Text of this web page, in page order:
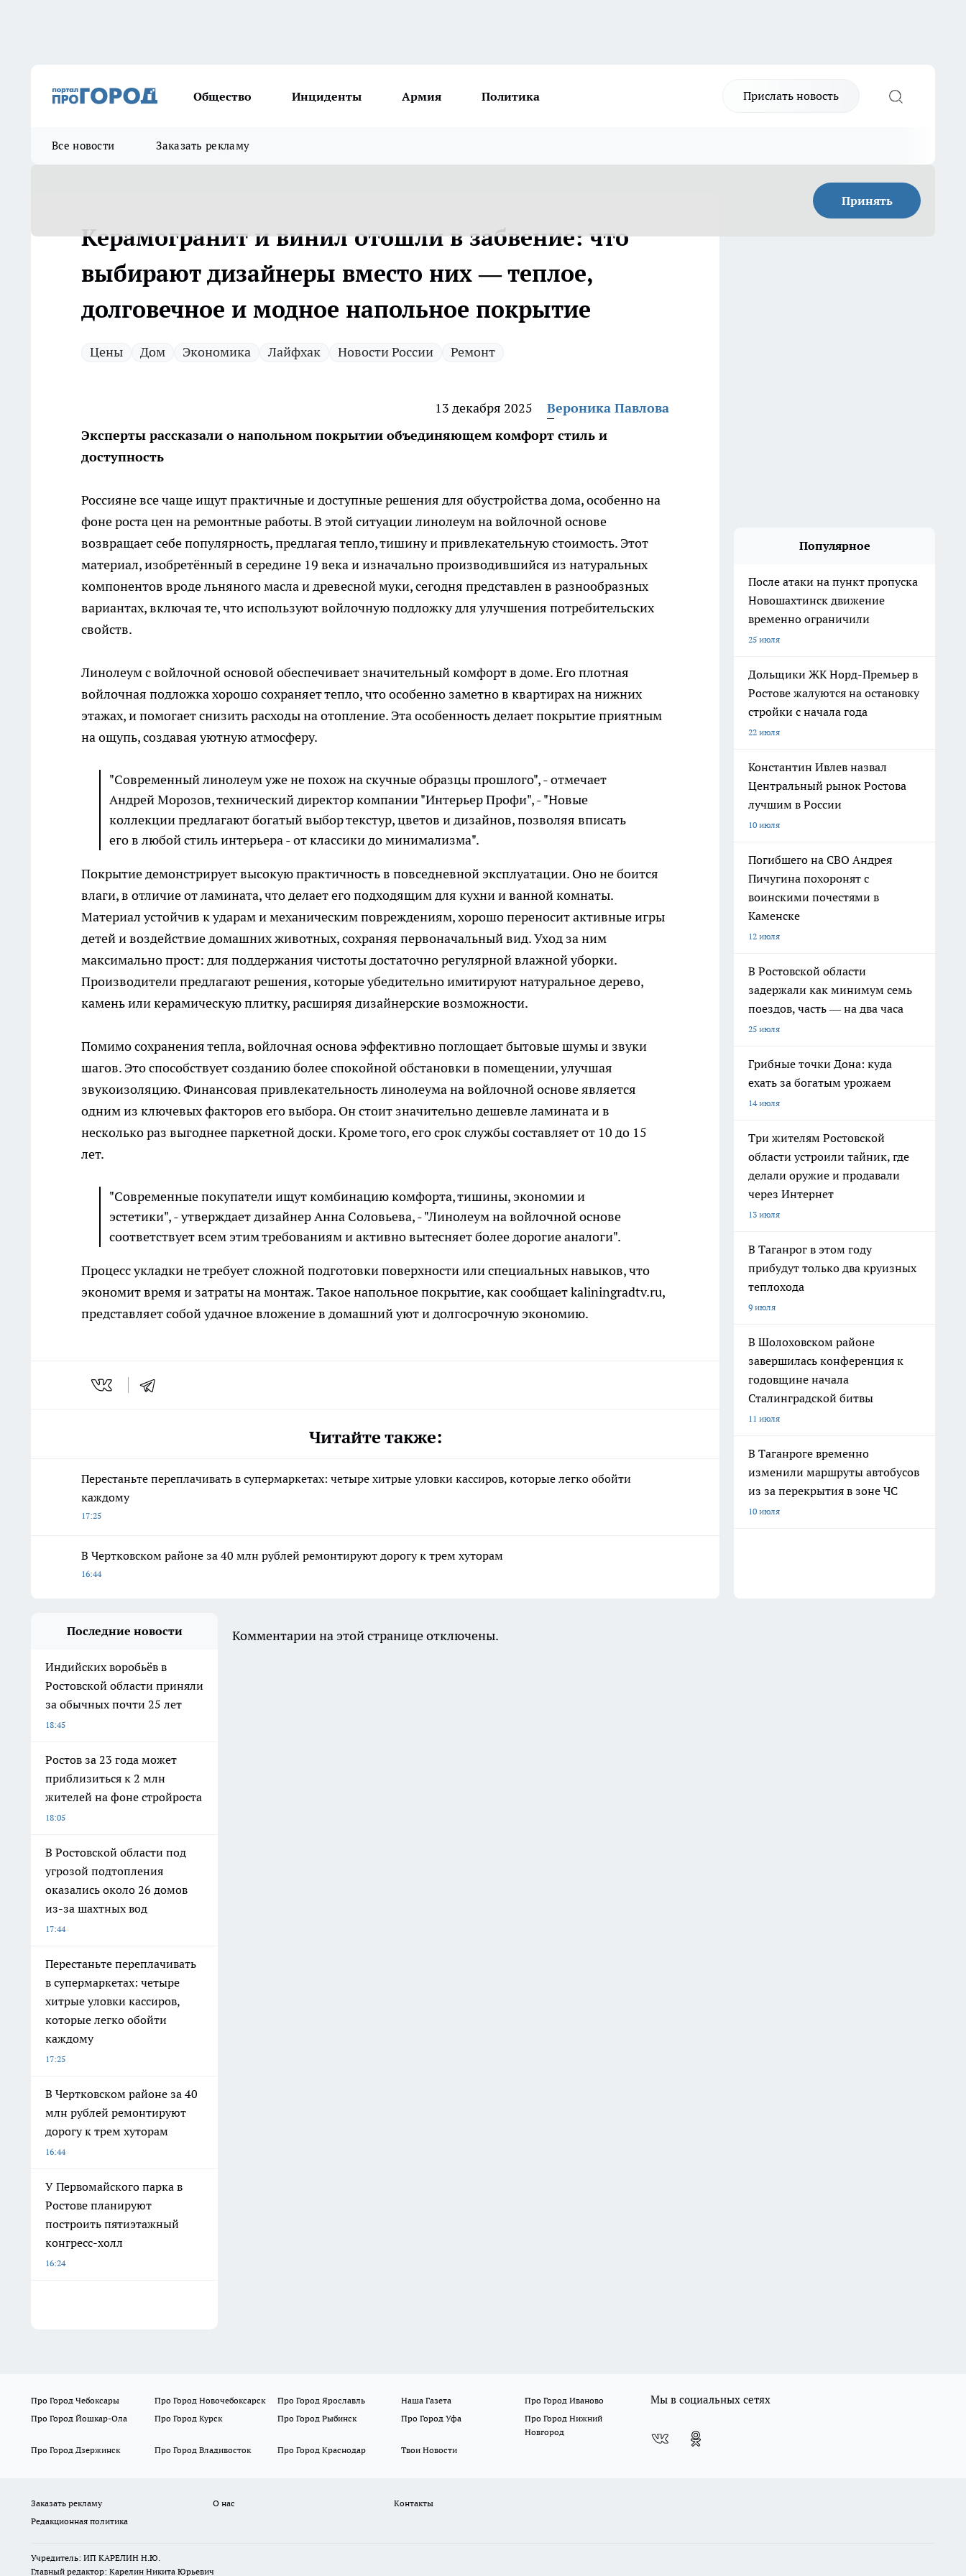
Общество Инциденты Армия Политика Прислать новость
Все новости Заказать рекламу
Принять
Керамогранит и винил отошли в забвение: что
выбирают дизайнеры вместо них — теплое,
долговечное и модное напольное покрытие
Цены Дом Экономика Лайфхак Новости России Ремонт
13 декабря 2025
Вероника Павлова
Эксперты рассказали о напольном покрытии объединяющем комфорт стиль и
доступность
Россияне все чаще ищут практичные и доступные решения для обустройства дома, особенно на
фоне роста цен на ремонтные работы. В этой ситуации линолеум на войлочной основе
возвращает себе популярность, предлагая тепло, тишину и привлекательную стоимость. Этот
материал, изобретённый в середине 19 века и изначально производившийся из натуральных
компонентов вроде льняного масла и древесной муки, сегодня представлен в разнообразных
вариантах, включая те, что используют войлочную подложку для улучшения потребительских
свойств.
Линолеум с войлочной основой обеспечивает значительный комфорт в доме. Его плотная
войлочная подложка хорошо сохраняет тепло, что особенно заметно в квартирах на нижних
этажах, и помогает снизить расходы на отопление. Эта особенность делает покрытие приятным
на ощупь, создавая уютную атмосферу.
"Современный линолеум уже не похож на скучные образцы прошлого", - отмечает
Андрей Морозов, технический директор компании "Интерьер Профи", - "Новые
коллекции предлагают богатый выбор текстур, цветов и дизайнов, позволяя вписать
его в любой стиль интерьера - от классики до минимализма".
Покрытие демонстрирует высокую практичность в повседневной эксплуатации. Оно не боится
влаги, в отличие от ламината, что делает его подходящим для кухни и ванной комнаты.
Материал устойчив к ударам и механическим повреждениям, хорошо переносит активные игры
детей и воздействие домашних животных, сохраняя первоначальный вид. Уход за ним
максимально прост: для поддержания чистоты достаточно регулярной влажной уборки.
Производители предлагают решения, которые убедительно имитируют натуральное дерево,
камень или керамическую плитку, расширяя дизайнерские возможности.
Помимо сохранения тепла, войлочная основа эффективно поглощает бытовые шумы и звуки
шагов. Это способствует созданию более спокойной обстановки в помещении, улучшая
звукоизоляцию. Финансовая привлекательность линолеума на войлочной основе является
одним из ключевых факторов его выбора. Он стоит значительно дешевле ламината и в
несколько раз выгоднее паркетной доски. Кроме того, его срок службы составляет от 10 до 15
лет.
"Современные покупатели ищут комбинацию комфорта, тишины, экономии и
эстетики", - утверждает дизайнер Анна Соловьева, - "Линолеум на войлочной основе
соответствует всем этим требованиям и активно вытесняет более дорогие аналоги".
Процесс укладки не требует сложной подготовки поверхности или специальных навыков, что
экономит время и затраты на монтаж. Такое напольное покрытие, как сообщает kaliningradtv.ru,
представляет собой удачное вложение в домашний уют и долгосрочную экономию.
Читайте также:
Перестаньте переплачивать в супермаркетах: четыре хитрые уловки кассиров, которые легко обойти
каждому
17:25
В Чертковском районе за 40 млн рублей ремонтируют дорогу к трем хуторам
16:44
Популярное
После атаки на пункт пропуска
Новошахтинск движение
временно ограничили
25 июля
Дольщики ЖК Норд-Премьер в
Ростове жалуются на остановку
стройки с начала года
22 июля
Константин Ивлев назвал
Центральный рынок Ростова
лучшим в России
10 июля
Погибшего на СВО Андрея
Пичугина похоронят с
воинскими почестями в
Каменске
12 июля
В Ростовской области
задержали как минимум семь
поездов, часть — на два часа
25 июля
Грибные точки Дона: куда
ехать за богатым урожаем
14 июля
Три жителям Ростовской
области устроили тайник, где
делали оружие и продавали
через Интернет
13 июля
В Таганрог в этом году
прибудут только два круизных
теплохода
9 июля
В Шолоховском районе
завершилась конференция к
годовщине начала
Сталинградской битвы
11 июля
В Таганроге временно
изменили маршруты автобусов
из за перекрытия в зоне ЧС
10 июля
Последние новости
Индийских воробьёв в
Ростовской области приняли
за обычных почти 25 лет
18:45
Ростов за 23 года может
приблизиться к 2 млн
жителей на фоне стройроста
18:05
В Ростовской области под
угрозой подтопления
оказались около 26 домов
из-за шахтных вод
17:44
Перестаньте переплачивать
в супермаркетах: четыре
хитрые уловки кассиров,
которые легко обойти
каждому
17:25
В Чертковском районе за 40
млн рублей ремонтируют
дорогу к трем хуторам
16:44
У Первомайского парка в
Ростове планируют
построить пятиэтажный
конгресс-холл
16:24
Комментарии на этой странице отключены.
Про Город Чебоксары Про Город Новочебоксарск Про Город Ярославль Наша Газета
Про Город Иваново
Про Город Йошкар-Ола
Про Город Курск Про Город Рыбинск Про Город Уфа
Про Город Нижний
Новгород
Про Город Дзержинск
Про Город Владивосток Про Город Краснодар Твои Новости
Мы в социальных сетях
Заказать рекламу О нас
Контакты
Редакционная политика
Учредитель: ИП КАРЕЛИН Н.Ю.
Главный редактор: Карелин Никита Юрьевич